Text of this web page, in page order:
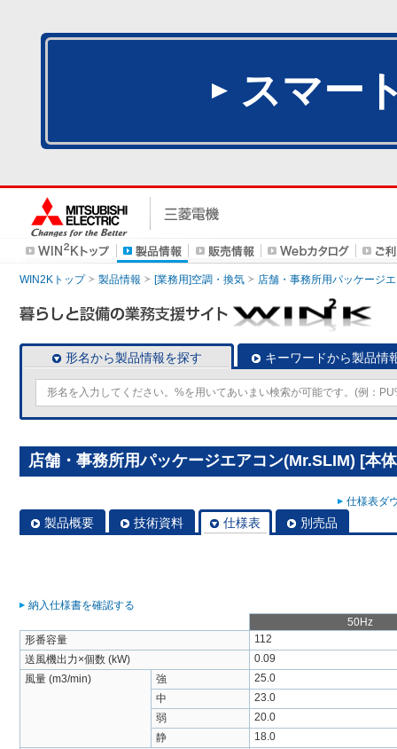
スマー
WIN2Kトップ 製品情報 [業務用]空調・換気 店舗・事務所用パッケージ
形名から製品情報を探す キーワードから製品情
店舗・事務所用パッケージエアコン(Mr.SLIM) [本
仕様表ダ
製品概要 技術資料 仕様表 別売品
納入仕様書を確認する
50Hz
形番容量
112
送風機出力×個数 (kW)
0.09
風量 (m3/min)
強
25.0
中
23.0
弱
20.0
静
18.0